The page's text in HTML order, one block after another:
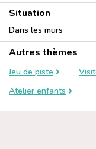
Situation
Dans les murs
Autres thèmes
Jeu de piste
Atelier enfants